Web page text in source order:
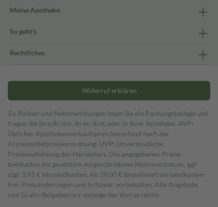
Meine Apotheke
So geht's
Rechtliches
Widerruf erklären
Zu Risiken und Nebenwirkungen lesen Sie die Packungsbeilage und
fragen Sie Ihre Ärztin, Ihren Arzt oder in Ihrer Apotheke. AVP:
Üblicher Apothekenverkaufspreis berechnet nach der
Arzneimittelpreisverordnung. UVP: Unverbindliche
Preisempfehlung des Herstellers. Die angegebenen Preise
beinhalten die gesetzlich vorgeschriebene Mehrwertsteuer, ggf.
zzgl. 3,95 € Versandkosten. Ab 29,00 € Bestell­wert versand­kosten­
frei. Preisänderungen und Irrtümer vorbehalten. Alle Angebote
und Gratis-Beigaben nur solange der Vorrat reicht.